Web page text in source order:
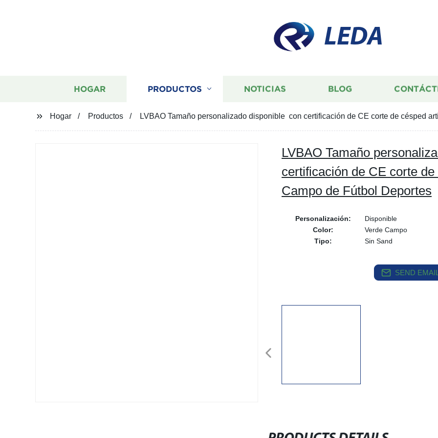
LEDA
HOGAR PRODUCTOS NOTICIAS BLOG
Hogar Productos LVBAO Tamaño personalizado disponible con certificación de CE corte de césped
LVBAO Tamaño
certificación de CE corte
Campo de Fútbol Deportes
Personalización:
Disponible
Color:
Verde Campo
Tipo:
Sin Sand
SEND